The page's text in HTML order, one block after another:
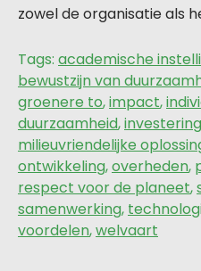
zowel de organisatie als
Tags: academische
bewustzijn van
groenere to,impact,
duurzaamheid,
milieuvriendelijke
ontwikkeling,overheden,
respect voor de planeet,
samenwerking,
voordelen,welvaart